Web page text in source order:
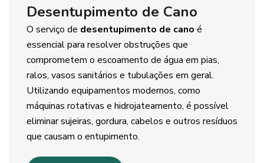
Desentupimento de Cano
O serviço de desentupimento de cano é
essencial para resolver obstruções que
comprometem o escoamento de água em pias,
ralos, vasos sanitários e tubulações em geral.
Utilizando equipamentos modernos, como
máquinas rotativas e hidrojateamento, é possível
eliminar sujeiras, gordura, cabelos e outros resíduos
que causam o entupimento.